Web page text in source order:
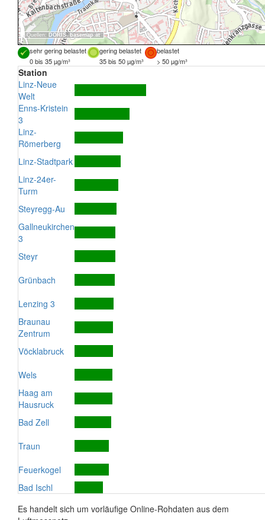
Quellen: DORIS, basemap.at
sehr gering belastet gering belastet
belastet
0 bis 35 µg/m³
35 bis 50 µg/m³ > 50 µg/m³
Station
Linz-Neue
Welt
Enns-Kristein
3
Linz-
Römerberg
Linz-Stadtpark
Linz-24er-
Turm
Steyregg-Au
Gallneukirchen
3
Steyr
Grünbach
Lenzing 3
Braunau
Zentrum
Vöcklabruck
Wels
Haag am
Hausruck
Bad Zell
Traun
Feuerkogel
Bad Ischl
Es handelt sich um vorläufige Online-Rohdaten aus dem